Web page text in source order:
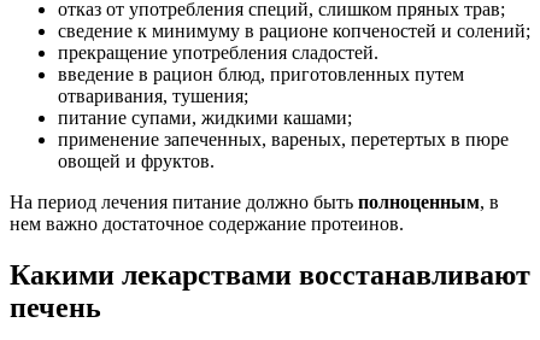
отказ от употребления специй, слишком пряных трав;
сведение к минимуму в рационе копченостей и солений;
прекращение употребления сладостей.
введение в рацион блюд, приготовленных путем
отваривания, тушения;
питание супами, жидкими кашами;
применение запеченных, вареных, перетертых в пюре
овощей и фруктов.
На период лечения питание должно быть полноценным, в
нем важно достаточное содержание протеинов.
Какими лекарствами восстанавливают
печень